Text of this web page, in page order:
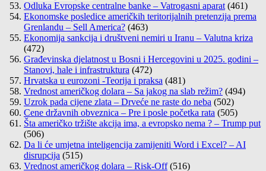
Odluka Evropske centralne banke – Vatrogasni aparat (461)
Ekonomske posledice američkih teritorijalnih pretenzija prema
Grenlandu – Sell America? (463)
Ekonomija sankcija i društveni nemiri u Iranu – Valutna kriza
(472)
Građevinska djelatnost u Bosni i Hercegovini u 2025. godini –
Stanovi, hale i infrastruktura (472)
Hrvatska u eurozoni -Teorija i praksa (481)
Vrednost američkog dolara – Sa jakog na slab režim? (494)
Uzrok pada cijene zlata – Drveće ne raste do neba (502)
Cene državnih obveznica – Pre i posle početka rata (505)
Šta američko tržište akcija ima, a evropsko nema ? – Trump put
(506)
Da li će umjetna inteligencija zamijeniti Word i Excel? – AI
disrupcija (515)
Vrednost američkog dolara – Risk-Off (516)